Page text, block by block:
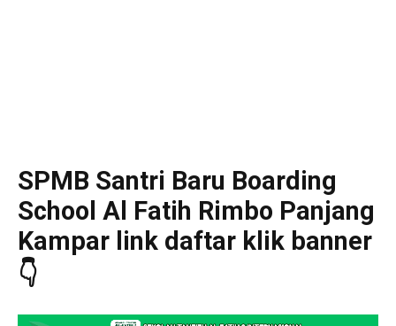
SPMB Santri Baru Boarding
School Al Fatih Rimbo Panjang
Kampar link daftar klik banner
👇